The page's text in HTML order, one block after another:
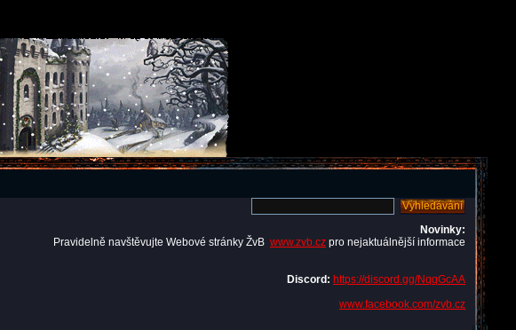
Novinky:
Pravidelně navštěvujte Webové stránky ŽvB www.zvb.cz pro nejaktuálnější informace
Discord: https://discord.gg/NqqGcAA
www.facebook.com/zvb.cz